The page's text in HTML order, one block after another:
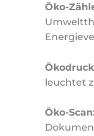
Öko-
leuchtet
Öko-